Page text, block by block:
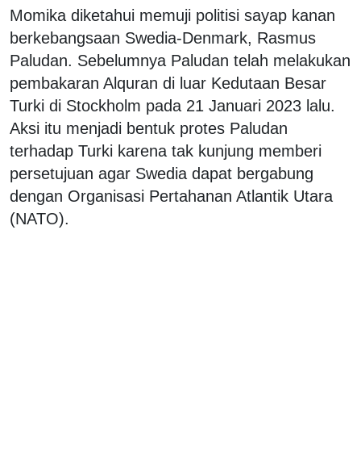
Momika diketahui memuji politisi sayap kanan
berkebangsaan Swedia-Denmark, Rasmus
Paludan. Sebelumnya Paludan telah melakukan
pembakaran Alquran di luar Kedutaan Besar
Turki di Stockholm pada 21 Januari 2023 lalu.
Aksi itu menjadi bentuk protes Paludan
terhadap Turki karena tak kunjung memberi
persetujuan agar Swedia dapat bergabung
dengan Organisasi Pertahanan Atlantik Utara
(NATO).